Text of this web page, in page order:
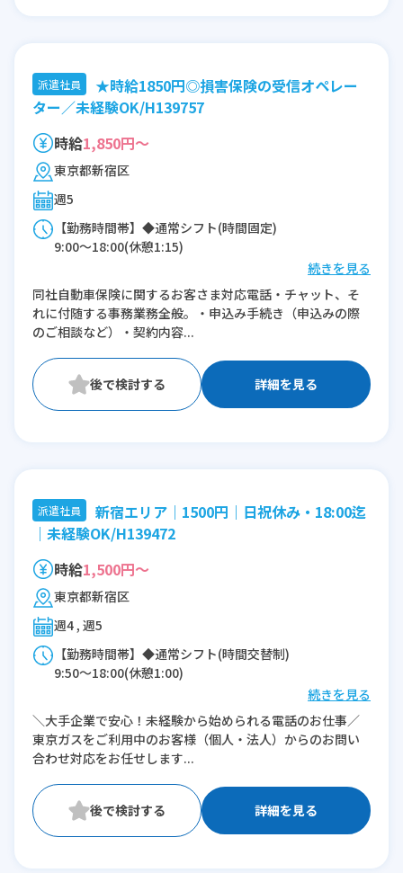
派遣社員
★時給1850円◎損害保険の受信オペレー
ター／未経験OK/H139757
時給1,850円～
東京都新宿区
週5
【勤務時間帯】◆通常シフト(時間固定)
9:00〜18:00(休憩1:15)
※残業：0〜10時間程度/月
続きを見る
同社自動車保険に関するお客さま対応電話・チャット、そ
れに付随する事務業務全般。・申込み手続き（申込みの際
のご相談など）・契約内容...
詳細を見る
派遣社員
新宿エリア｜1500円｜日祝休み・18:00迄
｜未経験OK/H139472
時給1,500円～
東京都新宿区
週4 , 週5
【勤務時間帯】◆通常シフト(時間交替制)
9:50〜18:00(休憩1:00)
※残業：0〜10時間程度/月
続きを見る
＼大手企業で安心！未経験から始められる電話のお仕事／
東京ガスをご利用中のお客様（個人・法人）からのお問い
合わせ対応をお任せします...
詳細を見る